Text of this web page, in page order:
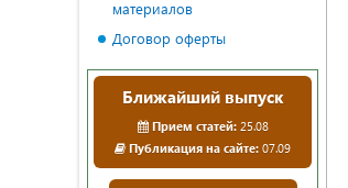
материалов
Договор оферты
Ближайший выпуск
Прием статей:25.08
Публикация на сайте: 07.09